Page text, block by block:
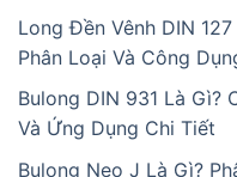
Long Đền Vênh DIN
Phân Loại Và Công
Bulong DIN 931 Là Gì?
Và Ứng Dụng Chi Tiết
Bulong Neo J Là Gì?